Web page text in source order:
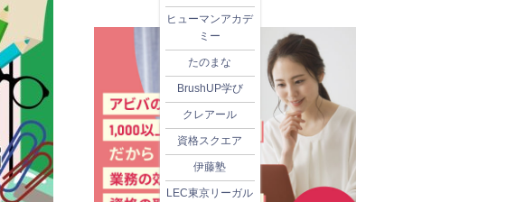
ヒューマンアカデ
ミー
たのまな
BrushUP学び
クレアール
資格スクエア
伊藤塾
LEC東京リーガル